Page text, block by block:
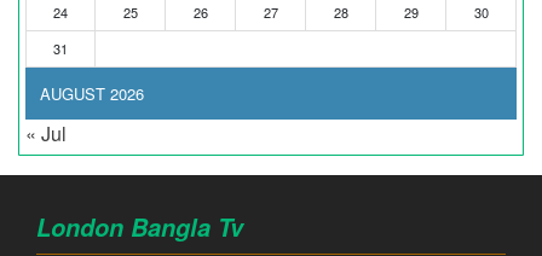
AUGUST 2026
24
25 26 27 28 29
30
31
« Jul
London Bangla Tv